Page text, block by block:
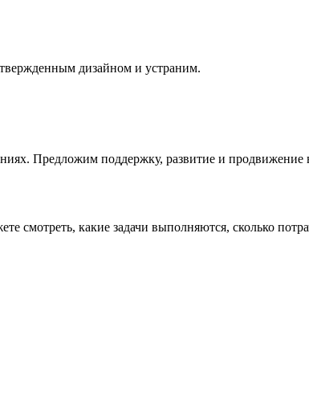
дизайном и устраним.
Предложим поддержку, развитие и продвижение
смотреть, какие задачи выполняются, сколько